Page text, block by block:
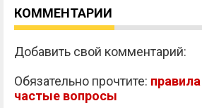
КОММЕНТАРИИ
Добавить свой комментарий:
Обязательно прочтите:
частые вопросы